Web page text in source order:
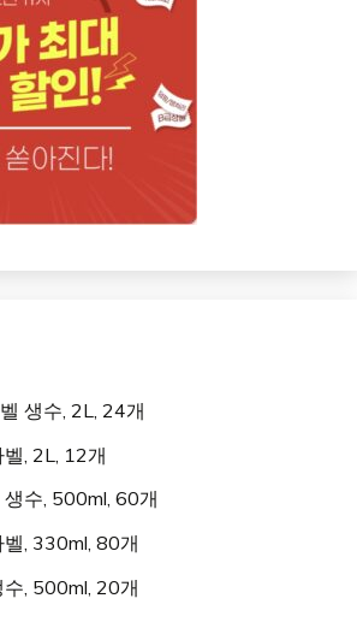
생수, 2L, 24개
, 2L, 12개
수, 500ml, 60개
, 330ml, 80개
, 500ml, 20개